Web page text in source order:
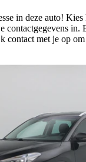
in deze auto! Kies
contactgegevens in.
contact met je op